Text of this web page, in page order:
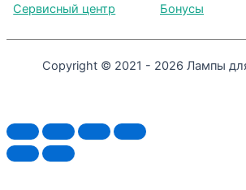
Сервисный центр
Бонусы
Copyright © 2021 - 2026 Лампы